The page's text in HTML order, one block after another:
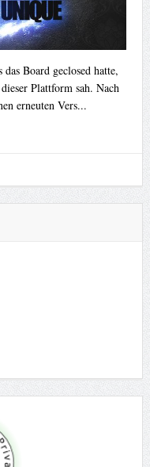
Board geclosed hatte,
Plattform sah. Nach
erneuten Vers...